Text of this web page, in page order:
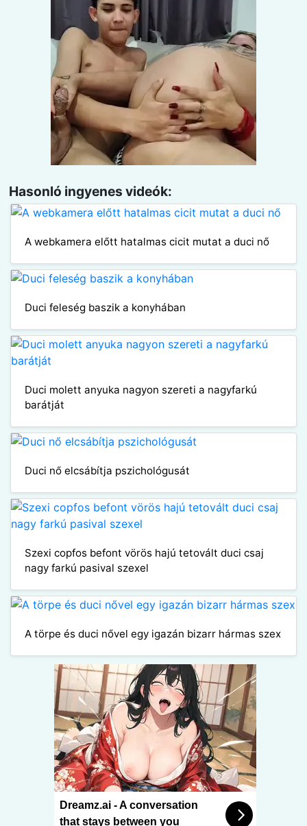
Hasonló ingyenes videók:
A webkamera előtt hatalmas cicit mutat a duci nő
Duci feleség baszik a konyhában
Duci molett anyuka nagyon szereti a nagyfarkú
barátját
Duci nő elcsábítja pszichológusát
Szexi copfos befont vörös hajú tetovált duci csaj
nagy farkú pasival szexel
A törpe és duci nővel egy igazán bizarr hármas szex
Dreamz.ai - A conversation
that stays between you